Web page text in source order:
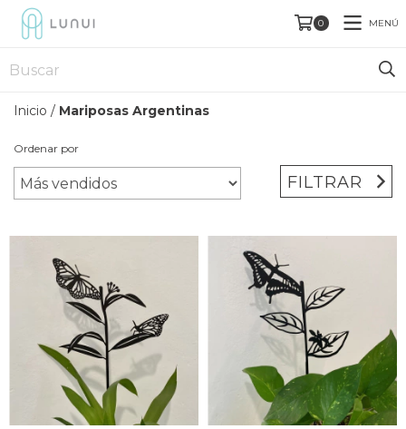
0 MENÚ
Inicio / Mariposas Argentinas
Ordenar por
FILTRAR